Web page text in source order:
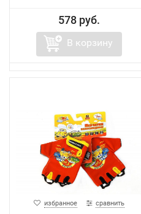
578 руб.
В корзину
избранное сравнить